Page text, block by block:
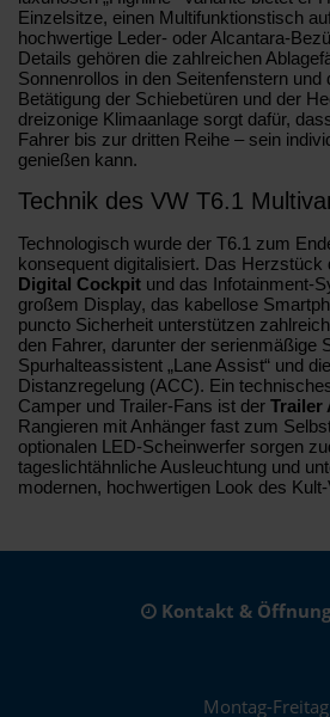
Einzelsitze, einen Multifunktionstisch
hochwertige Leder- oder Alcantara-
Details gehören die zahlreichen
Sonnenrollos in den Seitenfenstern und
Betätigung der Schiebetüren und der
dreizonige Klimaanlage sorgt dafür,
Fahrer bis zur dritten Reihe – sein
genießen kann.
Technik des VW T6.1
Technologisch wurde der T6.1 zum
konsequent digitalisiert. Das Herzstück
Digital Cockpit und das Infotainment-
großem Display, das kabellose
puncto Sicherheit unterstützen
den Fahrer, darunter der serienmäßige
Spurhalteassistent „Lane Assist“ und
Distanzregelung (ACC). Ein
Camper und Trailer-Fans ist der Trailer
Rangieren mit Anhänger fast zum
optionalen LED-Scheinwerfer sorgen
tageslichtähnliche Ausleuchtung und
modernen, hochwertigen Look des
Kontakt &
Montag-